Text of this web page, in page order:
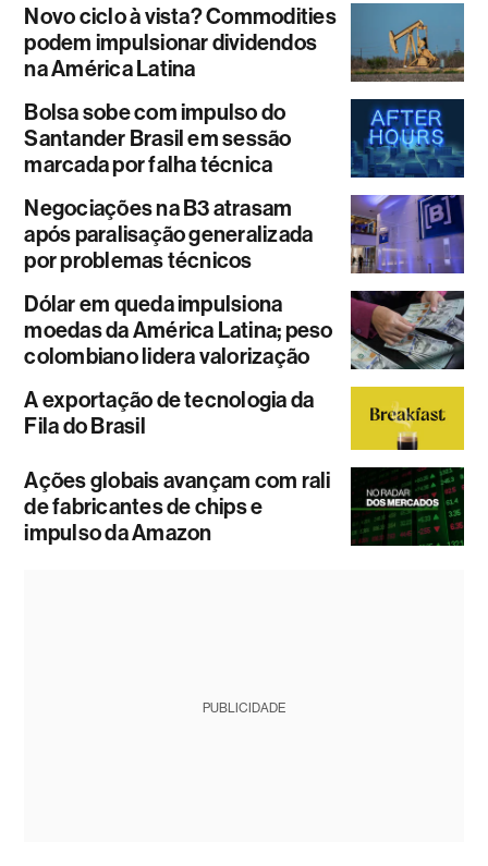
Novo ciclo à vista? Commodities
podem impulsionar dividendos
na América Latina
Bolsa sobe com impulso do
Santander Brasil em sessão
marcada por falha técnica
Negociações na B3 atrasam
após paralisação generalizada
por problemas técnicos
Dólar em queda impulsiona
moedas da América Latina; peso
colombiano lidera valorização
A exportação de tecnologia da
Fila do Brasil
Ações globais avançam com rali
de fabricantes de chips e
impulso da Amazon
PUBLICIDADE